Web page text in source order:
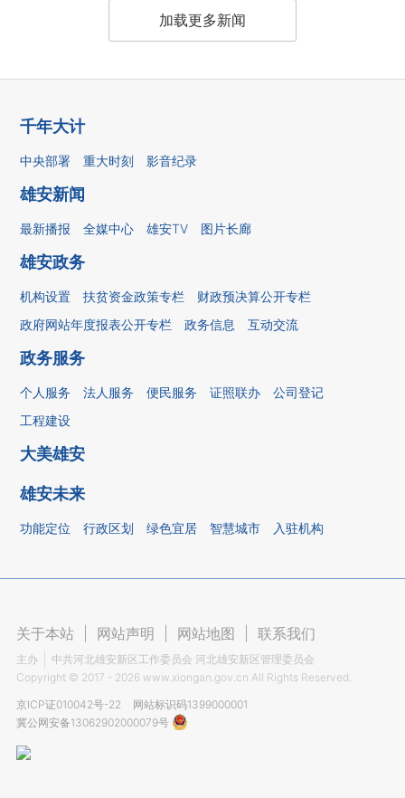
加载更多新闻
千年大计
中央部署 重大时刻 影音纪录
雄安新闻
最新播报 全媒中心 雄安TV 图片长廊
雄安政务
机构设置 扶贫资金政策专栏
财政预决算公开专栏
政府网站年度报表公开专栏
政务信息 互动交流
政务服务
个人服务 法人服务 便民服务 证照联办
公司登记
工程建设
大美雄安
雄安未来
功能定位 行政区划 绿色宜居 智慧城市 入驻机构
关于本站 网站声明 网站地图 联系我们
主办
中共河北雄安新区工作委员会 河北雄安新区管理委员会
Copyright © 2017 - 2026 www.xiongan.gov.cn All Rights Reserved.
京ICP证010042号-22
网站标识码1399000001
冀公网安备13062902000079号